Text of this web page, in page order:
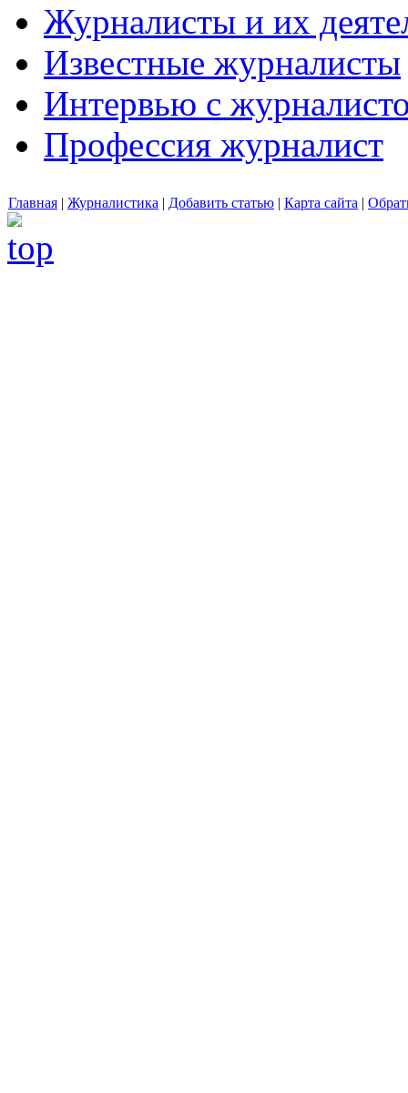
Журналисты и их
Известные журналисты
Интервью с
Профессия журналист
Главная | Журналистика | Добавить статью | Карта сайта |